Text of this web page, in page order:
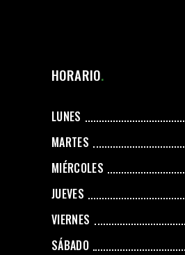
HORARIO
LUNES
MARTES
MIÉRCOLES
JUEVES
VIERNES
SÁBADO